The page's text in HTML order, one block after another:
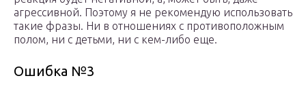
агрессивной. Поэтому я не рекомендую использовать
такие фразы. Ни в отношениях с противоположным
полом, ни с детьми, ни с кем-либо еще.
Ошибка №3